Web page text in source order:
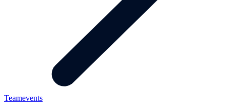
Teamevents